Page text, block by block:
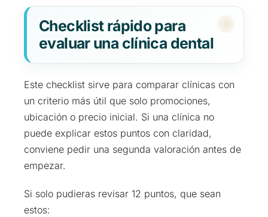
Checklist rápido para
evaluar una clínica dental
Este checklist sirve para comparar clínicas con
un criterio más útil que solo promociones,
ubicación o precio inicial. Si una clínica no
puede explicar estos puntos con claridad,
conviene pedir una segunda valoración antes de
empezar.
Si solo pudieras revisar 12 puntos, que sean
estos: